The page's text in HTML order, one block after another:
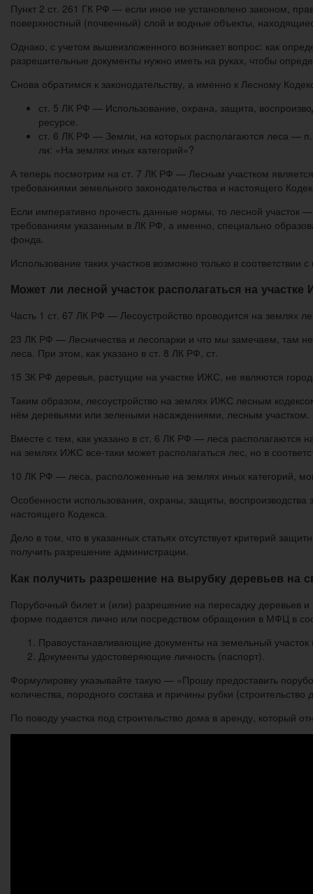
Пункт 2 ст. 261 ГК РФ — если иное не установлено законом,
поверхностный (почвенный) слой и водные объекты,
Однако, с учетом вышеизложенного возникает вопрос: как
разрешительные документы нужно иметь на руках, чтобы
Снова обратимся к законодательству, а именно к Лесному
ст. 5 ЛК РФ — Использование, охрана, защита,
ресурсе.
ст. 6 ЛК РФ — Земли, на которых располагаются леса —
ли: «На землях иных категорий»?
А теперь посмотрим на ст. 7 ЛК РФ — Лесным участком является
требованиями земельного законодательства и настоящего
Если императивно прочесть данные нормы, то лесной участок
требованиям указанным в ЛК РФ, а именно, специально
фонда.
Использование таких участков возможно только в
Может ли лесной участок располагаться на
Часть 1 ст. 67 ЛК РФ — Лесоустройство проводится на землях
23 ЛК РФ — Лесничества и лесопарки и что мы замечаем, там
леса. При этом, как указано в ст. 8 ЛК РФ, ст.
15 ЗК РФ деревья, растущие на участке ИЖС, не являются
Таким образом, лесоустройство на землях ИЖС лесным
нём деревьями или зелеными насаждениями, лесным участком.
Вместе с тем, как указано в ст. 6 ЛК РФ — леса располагаются
на землях ИЖС все-таки может располагаться лес, но в
10 ЛК РФ — леса, расположенные на землях иных категорий,
Особенности использования, охраны, защиты,
настоящего Кодекса.
Дело в том, что в указанных статьях отсутствует критерий
получить разрешение администрации.
Как получить разрешение на вырубку деревьев на
Порубочный билет и (или) разрешение на пересадку деревьев
форме подается лично или посредством обращения в МФЦ в
Правоустанавливающие документы на земельный
Документы удостоверяющие личность (паспорт).
Формулировку указывайте такую — «Прошу предоставить
количества, породного состава и причины рубки (строительство
По поводу участка под строительство дома в аренду, который